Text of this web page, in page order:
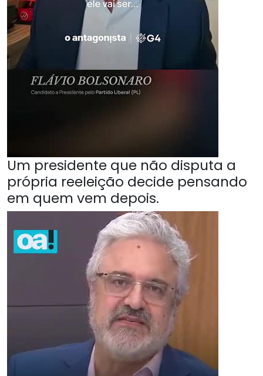
Um presidente que não disputa a
própria reeleição decide pensando
em quem vem depois.